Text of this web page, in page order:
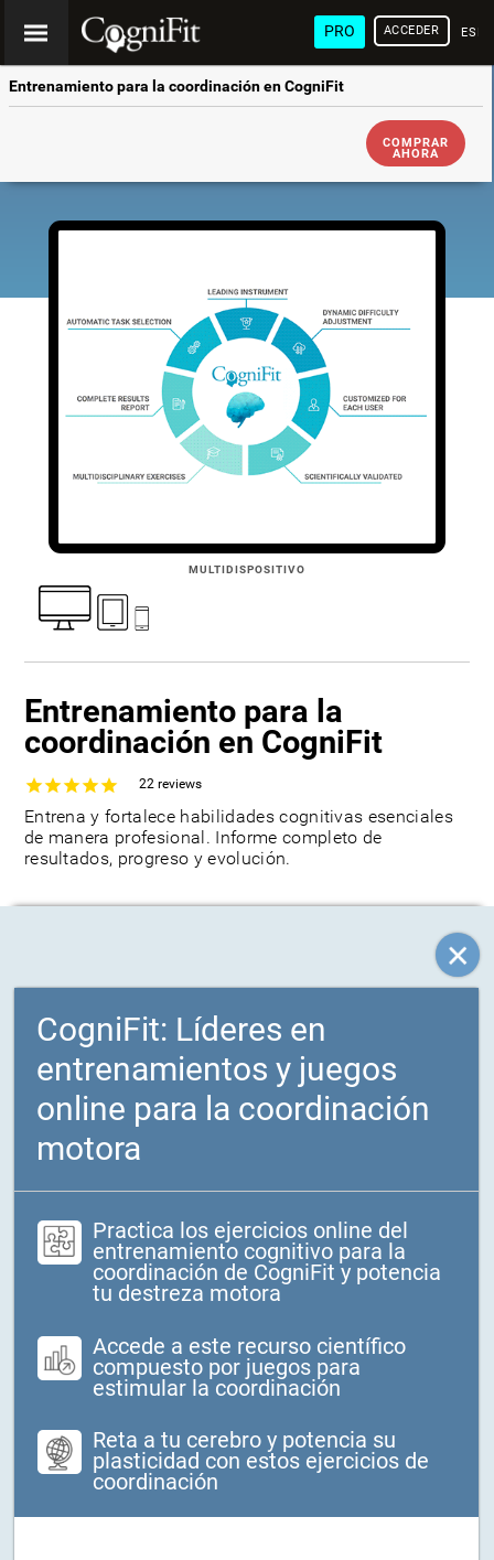
PRO ACCEDER
MULTIDISPOSITIVO
Entrenamiento para la
coordinación en CogniFit
22reviews
Entrena y fortalece habilidades cognitivas esenciales
de manera profesional. Informe completo de
resultados, progreso y evolución.
Entrenamiento para la coordinación en CogniFit
COMPRAR
AHORA
CogniFit: Líderes en
entrenamientos y juegos
online para la coordinación
motora
Practica los ejercicios online del
entrenamiento cognitivo para la
coordinación de CogniFit y potencia
tu destreza motora
Accede a este recurso científico
compuesto por juegos para
estimular la coordinación
Reta a tu cerebro y potencia su
plasticidad con estos ejercicios de
coordinación